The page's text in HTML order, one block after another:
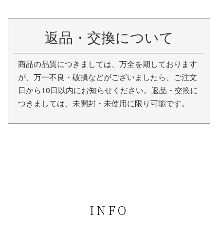
返品・交換について
商品の品質につきましては、万全を期しております
が、万一不良・破損などがございましたら、ご注文
日から10日以内にお知らせください。返品・交換に
つきましては、未開封・未使用に限り可能です。
INFO